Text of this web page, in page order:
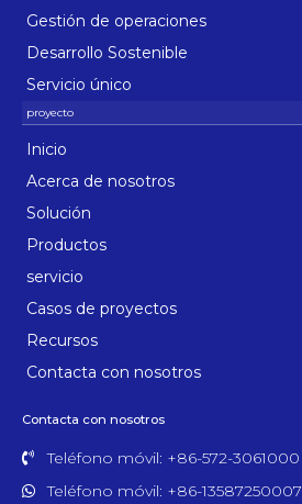
Gestión de operaciones
Desarrollo Sostenible
Servicio único
Inicio
Acerca de nosotros
Solución
Productos
servicio
Casos de proyectos
Recursos
Contacta con nosotros
Contacta con nosotros
Teléfono móvil: +86-572-3061000
Teléfono móvil: +86-13587250007